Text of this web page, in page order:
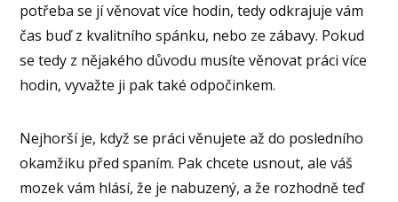
potřeba se jí věnovat více hodin, tedy odkrajuje vám
čas buď z kvalitního spánku, nebo ze zábavy. Pokud
se tedy z nějakého důvodu musíte věnovat práci více
hodin, vyvažte ji pak také odpočinkem.
Nejhorší je, když se práci věnujete až do posledního
okamžiku před spaním. Pak chcete usnout, ale váš
mozek vám hlásí, že je nabuzený, a že rozhodně teď